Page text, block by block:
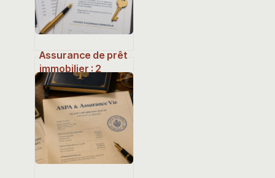
Assurance de prêt
immobilier : 2
garanties socles
et 3 leviers pour
réduire vos
mensualités